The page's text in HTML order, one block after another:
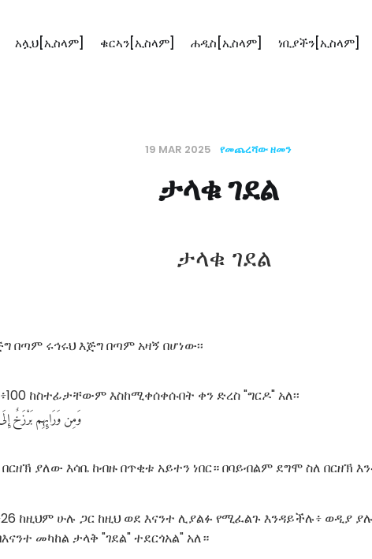
አሏህ[ኢስላም] ቁርኣን[ኢስላም] ሐዲስ[ኢስላም] ነቢያችን[ኢስላም]
19 MAR 2025 የመጨረሻው ዘመን
ታላቁ ገደል
በጣም ሩኅሩህ እጅግ በጣም አዛኝ በሆነው፡፡
ከስተፊታቸውም እስከሚቀሰቀሱበት ቀን ድረስ "ግርዶ" አለ፡፡
وَمِنوَرَائِهِمبَرْزَخٌ
ያለው እሳቤ ከብዙ በጥቂቱ አይተን ነበር። በባይብልም ደግሞ ስለ በርዘኽ
ከዚህም ሁሉ ጋር ከዚህ ወደ እናንተ ሊያልፉ የሚፈልጉ እንዳይችሉ፥ ወዲያ
መካከል ታላቅ "ገደል" ተደርጎአል" አለ።